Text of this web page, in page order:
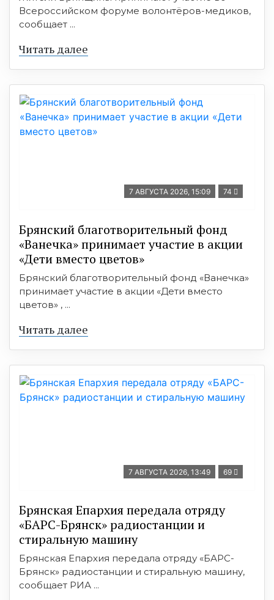
Всероссийском форуме волонтёров-медиков,
сообщает ...
Читать далее
7 АВГУСТА 2026, 15:09 74
Брянский благотворительный фонд
«Ванечка» принимает участие в акции
«Дети вместо цветов»
Брянский благотворительный фонд «Ванечка»
принимает участие в акции «Дети вместо
цветов» , ...
Читать далее
7 АВГУСТА 2026, 13:49 69
Брянская Епархия передала отряду
«БАРС-Брянск» радиостанции и
стиральную машину
Брянская Епархия передала отряду «БАРС-
Брянск» радиостанции и стиральную машину,
сообщает РИА ...